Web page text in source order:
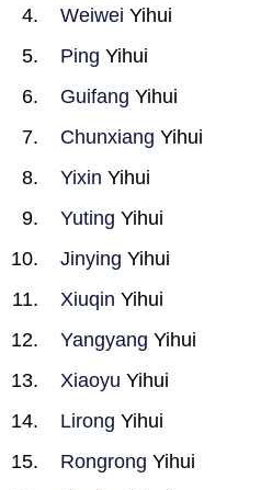
Weiwei Yihui
Ping Yihui
Guifang Yihui
Chunxiang Yihui
Yixin Yihui
Yuting Yihui
Jinying Yihui
Xiuqin Yihui
Yangyang Yihui
Xiaoyu Yihui
Lirong Yihui
Rongrong Yihui